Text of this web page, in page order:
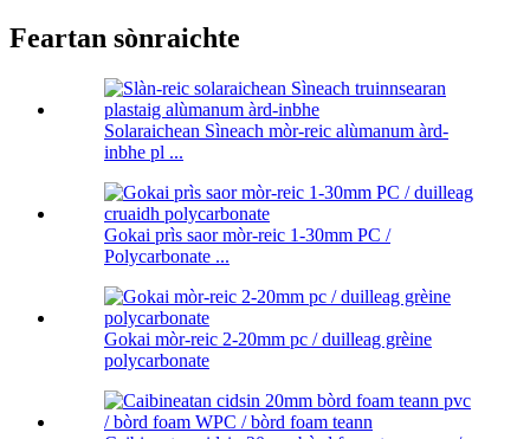
Feartan sònraichte
Solaraichean Sìneach mòr-reic alùmanum àrd-
inbhe pl ...
Gokai prìs saor mòr-reic 1-30mm PC /
Polycarbonate ...
Gokai mòr-reic 2-20mm pc / duilleag grèine
polycarbonate